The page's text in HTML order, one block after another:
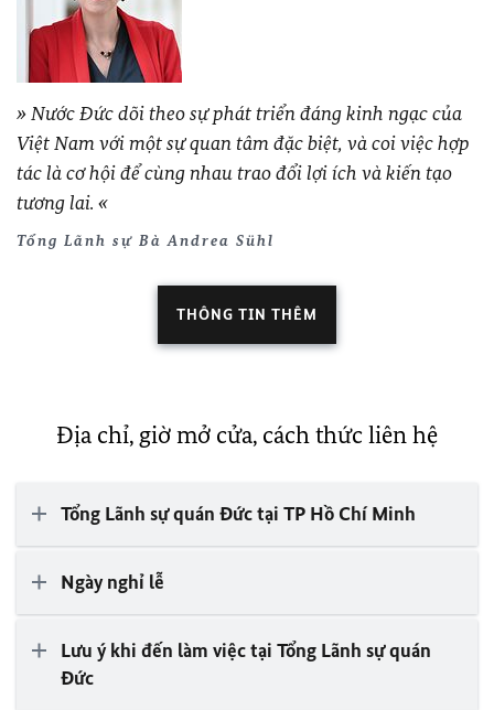
Nước Đức dõi theo sự phát triển đáng kinh ngạc của
Việt Nam với một sự quan tâm đặc biệt, và coi việc hợp
tác là cơ hội để cùng nhau trao đổi lợi ích và kiến tạo
tương lai.
Tổng Lãnh sự Bà Andrea Sühl
THÔNG TIN THÊM
Địa chỉ, giờ mở cửa, cách thức liên hệ
Tổng Lãnh sự quán Ðức tại TP Hồ Chí Minh
Ngày nghỉ lễ
Lưu ý khi đến làm việc tại Tổng Lãnh sự quán
Đức